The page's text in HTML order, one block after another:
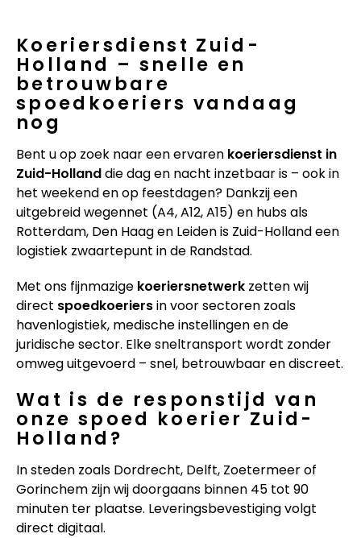
Koeriersdienst Zuid-
Holland – snelle en
betrouwbare
spoedkoeriers vandaag
nog
Bent u op zoek naar een ervaren koeriersdienst in
Zuid-Hollanddie dag en nacht inzetbaar is – ook in
het weekend en op feestdagen? Dankzij een
uitgebreid wegennet (A4, A12, A15) en hubs als
Rotterdam, Den Haag en Leiden is Zuid-Holland een
logistiek zwaartepunt in de Randstad.
Met ons fijnmazige koeriersnetwerk zetten wij
direct spoedkoeriersin voor sectoren zoals
havenlogistiek, medische instellingen en de
juridische sector. Elke sneltransport wordt zonder
omweg uitgevoerd – snel, betrouwbaar en discreet.
Wat is de responstijd van
onze spoed koerier Zuid-
Holland?
In steden zoals Dordrecht, Delft, Zoetermeer of
Gorinchem zijn wij doorgaans binnen 45 tot 90
minuten ter plaatse. Leveringsbevestiging volgt
direct digitaal.